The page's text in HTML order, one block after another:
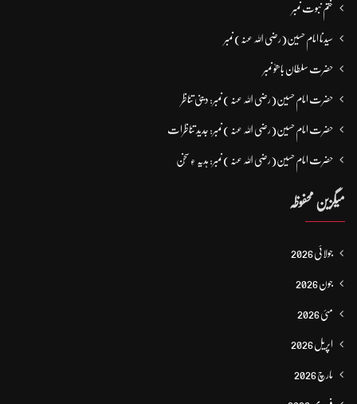
ختم نبوت نمبر
سیدنا امام حسین(رضی اللہ عنہ) نمبر
حضرت سلطان باھوؒ نمبر
حضرت امام حسین(رضی اللہ عنہ ) نمبر: دینی تناظر
حضرت امام حسین(رضی اللہ عنہ ) نمبر: جدید تناظرات
حضرت امام حسین(رضی اللہ عنہ ) نمبر: ہدیہ ءِ سُخن
میگزین محفوظہ
جولائی 2026
جون 2026
مئی 2026
اپریل 2026
مارچ 2026